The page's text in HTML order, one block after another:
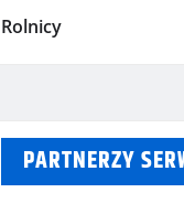
Rolnicy
PARTNERZY